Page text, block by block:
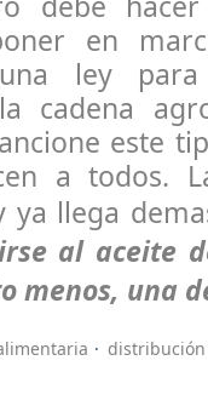
en
una ley
cadena
este
a todos.
ya llega
al aceite
menos, una
distribución